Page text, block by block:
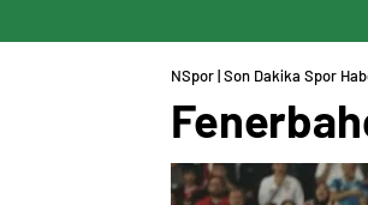
NSpor | Son Dakika Spor